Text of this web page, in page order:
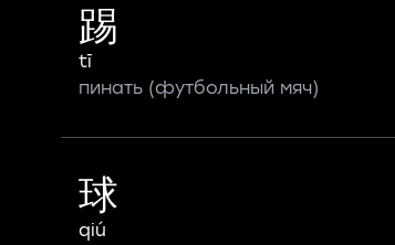
踢
tī
пинать (футбольный мяч)
球
qiú